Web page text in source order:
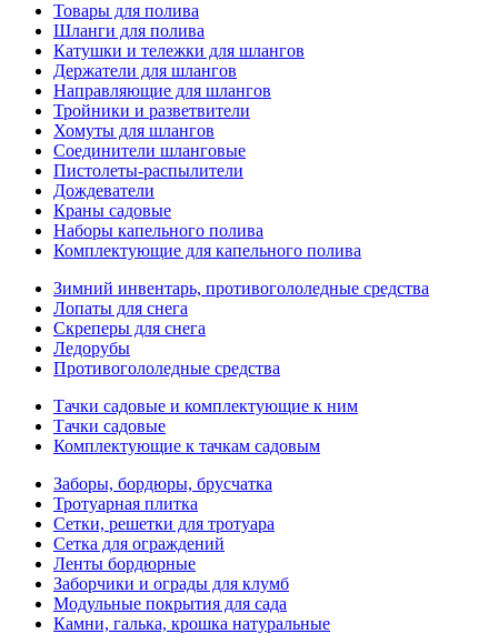
Товары для полива
Шланги для полива
Катушки и тележки для шлангов
Держатели для шлангов
Направляющие для шлангов
Тройники и разветвители
Хомуты для шлангов
Соединители шланговые
Пистолеты-распылители
Дождеватели
Краны садовые
Наборы капельного полива
Комплектующие для капельного полива
Зимний инвентарь, противогололедные средства
Лопаты для снега
Скреперы для снега
Ледорубы
Противогололедные средства
Тачки садовые и комплектующие к ним
Тачки садовые
Комплектующие к тачкам садовым
Заборы, бордюры, брусчатка
Тротуарная плитка
Сетки, решетки для тротуара
Сетка для ограждений
Ленты бордюрные
Заборчики и ограды для клумб
Модульные покрытия для сада
Камни, галька, крошка натуральные